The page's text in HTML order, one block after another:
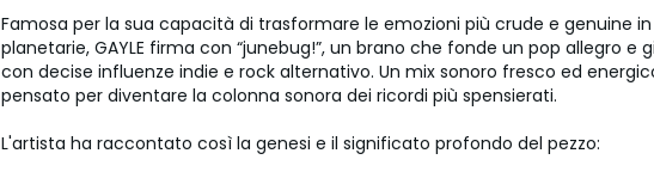
Famosa per la sua capacità di trasformare le emozioni più crude e genuine
planetarie, GAYLE firma con “junebug!”, un brano che fonde un pop allegro e
con decise influenze indie e rock alternativo. Un mix sonoro fresco ed
pensato per diventare la colonna sonora dei ricordi più spensierati.
L'artista ha raccontato così la genesi e il significato profondo del pezzo: